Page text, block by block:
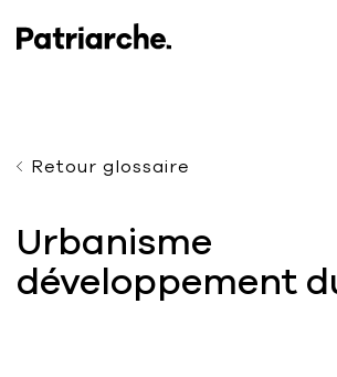
Retour glossaire
Urbanisme
développement
Patriarche.
Augmented